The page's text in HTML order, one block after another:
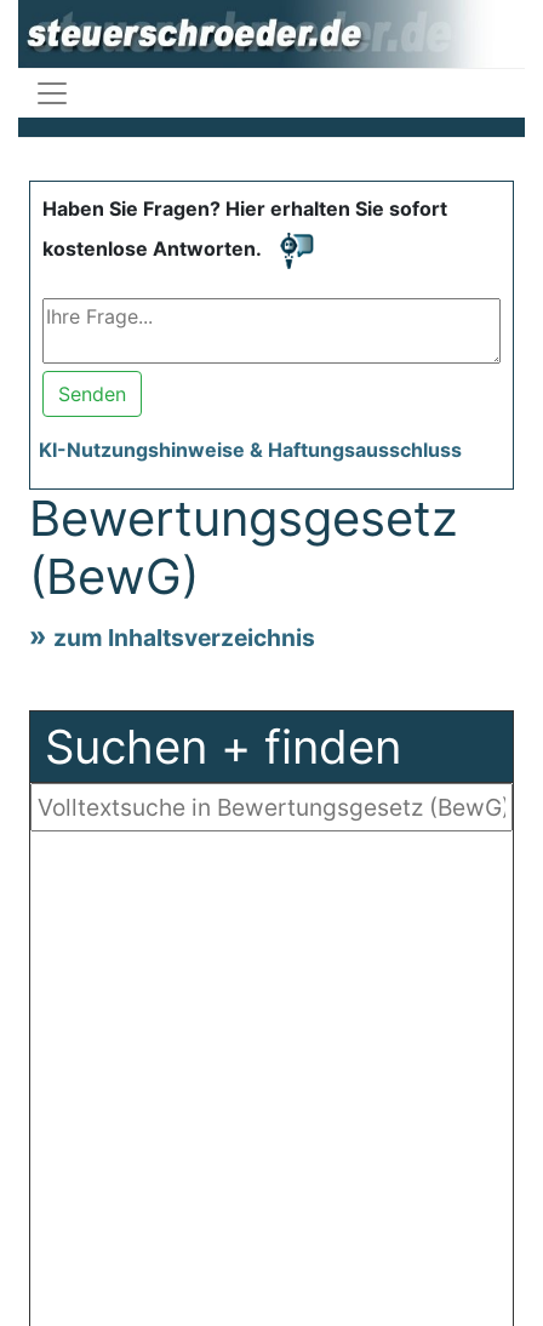
Haben Sie Fragen? Hier erhalten Sie sofort
kostenlose Antworten.
Senden
KI-Nutzungshinweise & Haftungsausschluss
Bewertungsgesetz
(BewG)
zum Inhaltsverzeichnis
Suchen + finden